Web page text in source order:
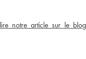
lire notre article sur le blog